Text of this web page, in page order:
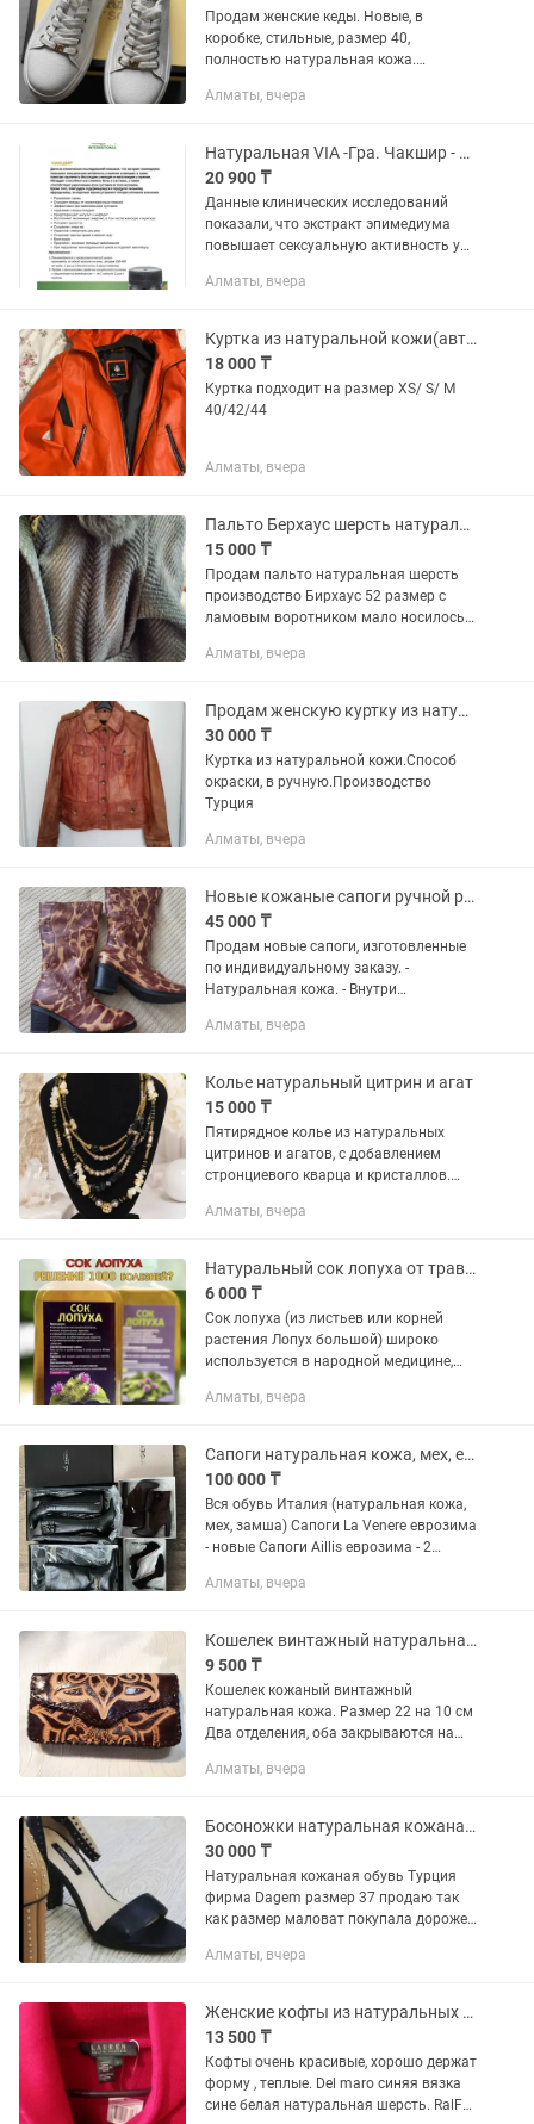
Продам женские кеды. Новые, в
коробке, стильные, размер 40,
полностью натуральная кожа.
уместен.
Алматы, вчера
Натуральная VIA -Гра. Чакшир - компания VIP International
20 900 ₸
Данные клинических исследований
показали, что экстракт эпимедиума
повышает сексуальную активность у
вылечить бесплодие у женщин и
Алматы, вчера
Куртка из натуральной кожи(авторского дизайна) С Дубая
18 000 ₸
Куртка подходит на размер XS/ S/ M
40/42/44
Алматы, вчера
Пальто Берхаус шерсть натуральная зима 50-52 размер
15 000 ₸
Продам пальто натуральная шерсть
производство Бирхаус 52 размер с
ламовым воротником мало носилось
стало большим .
Алматы, вчера
Продам женскую куртку из натуральной кожи
30 000 ₸
Куртка из натуральной кожи.Способ
окраски, в ручную.Производство
Турция
Алматы, вчера
Новые кожаные сапоги ручной работы, натуральный мех, р. 39 (маломерят)
45 000 ₸
Продам новые сапоги, изготовленные
по индивидуальному заказу. -
Натуральная кожа. - Внутри
Уникальный принт под жирафа. -
молнии —...
Алматы, вчера
Колье натуральный цитрин и агат
15 000 ₸
Пятирядное колье из натуральных
цитринов и агатов, с добавлением
стронциевого кварца и кристаллов.
единичном экземпляре.
Алматы, вчера
Натуральный сок лопуха от травницы
6 000 ₸
Сок лопуха (из листьев или корней
растения Лопух большой) широко
используется в народной медицине,
пока недостаточно подтверждены
Алматы, вчера
Сапоги натуральная кожа, мех, еврозима, туфли
100 000 ₸
Вся обувь Италия (натуральная кожа,
мех, замша) Сапоги La Venere еврозима
- новые Сапоги Aillis еврозима - 2
1 выход Туфли Marco Pini кожа и
Алматы, вчера
Кошелек винтажный натуральная кожа
9 500 ₸
Кошелек кожаный винтажный
натуральная кожа. Размер 22 на 10 см
Два отделения, оба закрываются на
имеется кармашек на замке.
торг...
Алматы, вчера
Босоножки натуральная кожаная фирма Dagem Турция
30 000 ₸
Натуральная кожаная обувь Турция
фирма Dagem размер 37 продаю так
как размер маловат покупала дороже
с кроссовкими новыми натуральной
Алматы, вчера
Женские кофты из натуральных волокон, шерсть , хлопок
13 500 ₸
Кофты очень красивые, хорошо держат
форму , теплые. Del maro синяя вязка
сине белая натуральная шерсть. RalF